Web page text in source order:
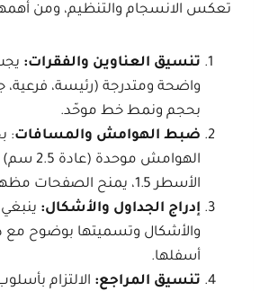
تعكس الانسجام والتنظيم، ومن
تنسيق العناوين والفقرات:
واضحة ومتدرجة (رئيسة، فرعية،
بحجم ونمط خط موحّد.
ضبط الهوامش والمسافات:
الهوامش
الأسطر 1.5، يمنح الصفحات مظهراً متناسقاً وجذاباً.
إدراج الجداول والأشكال:
والأشكال وتسميتها بوضوح مع
أسفلها.
تنسيق المراجع: الالتزام